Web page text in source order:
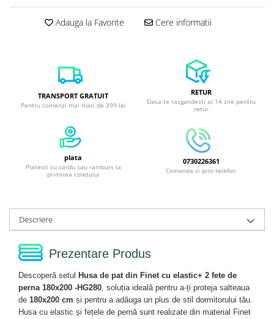
Adauga la Favorite Cere informatii
TRANSPORT GRATUIT
Pentru comenzi mai mari de 399 lei
RETUR
Daca te razgandesti ai 14 zile pentru
retur
plata
Platesti cu cardu sau ramburs la
primirea coletului
0730226361
Comanda si prin telefon
Descriere
Prezentare Produs
Descoperă setul Husa de pat din Finet cu elastic+ 2 fete de
perna 180x200 -HG280, soluția ideală pentru a-ți proteja salteaua
de 180x200 cm și pentru a adăuga un plus de stil dormitorului tău.
Husa cu elastic și fețele de pernă sunt realizate din material Finet